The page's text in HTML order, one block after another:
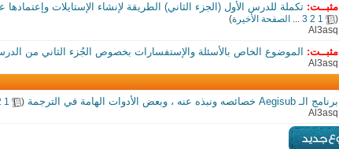
مثبــت: تكملة للدرس الأول (الجزء الثاني) الطريقة لإنشاء الإستايلات
(
1
2
3
... الصفحة الأخيرة)
Al3asq
مثبــت: الموضوع الخاص بالأسئلة والإستفسارات بخصوص الجُزء الثاني من
Al3asq
برنامج الـ Aegisub خصائصه ونبذه عنه ، وبعض الأدوات الهامة في الترجمة (
1
Al3asq